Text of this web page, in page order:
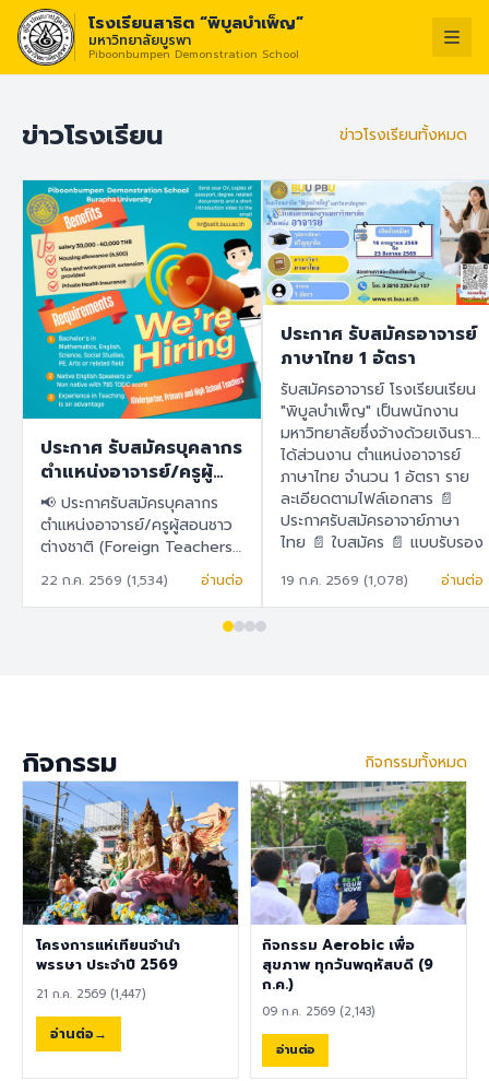
โรงเรียนสาธิต “พิบูลบำเพ็ญ”
มหาวิทยาลัยบูรพา
Piboonbumpen Demonstration School
ข่าวโรงเรียน ข่าวโรงเรียนทั้งหมด
ประกาศ รับสมัครบุคลากร
ตำแหน่งอาจารย์/ครูผู้
สอนชาวต่างชาติ
(Foreign Teachers)
📢 ประกาศรับสมัครบุคลากร
ตำแหน่งอาจารย์/ครูผู้สอนชาว
ต่างชาติ (Foreign Teachers)
โรงเรียนสาธิต "พิบูลบำเพ็ญ"
มหาวิทยาลัยบูรพา 🇹🇭 ภาษา
ไทย โรงเรียนสาธิต "พิบูล
เดือน 30,000 – 40,000
บาท เงินช่วยเหลือค่าที่พัก
6,500 บาท/เดือน สวัสดิการ
การต่ออายุ Visa และ Work
Permit ประกันสุขภาพเอกชน
คุณสมบัติประจำตำแหน่ง สำเร็จ
การศึกษาระดับปริญญาตรี ใน
สาขาวิชาคณิตศาสตร์ ภาษา
อังกฤษ วิทยาศาสตร์
สังคมศึกษา สุขศึกษา/
พลศึกษา ศิลปะ หรือสาขาอื่นที่
เป็นภาษาแม่ (Native English
Speaker) หรือหากไม่ใช่เจ้าของ
22 ก.ค. 2569 (1,534) อ่านต่อ
ประกาศ รับสมัครอาจารย์
ภาษาไทย 1 อัตรา
รับสมัครอาจารย์ โรงเรียนเรียน
"พิบูลบำเพ็ญ" เป็นพนักงาน
มหาวิทยาลัยซึ่งจ้างด้วยเงินราย
ได้ส่วนงาน ตำแหน่งอาจารย์
ภาษาไทย จำนวน 1 อัตรา ราย
ละเอียดตามไฟล์เอกสาร 📄
ประกาศรับสมัครอาจาย์ภาษา
ไทย 📄 ใบสมัคร 📄 แบบรับรอง
19 ก.ค. 2569 (1,078) อ่านต่อ
กิจกรรม กิจกรรมทั้งหมด
โครงการแห่เทียนจำนำ
พรรษา ประจำปี 2569
21 ก.ค. 2569 (1,447)
อ่านต่อ
กิจกรรม Aerobic เพื่อ
สุขภาพ ทุกวันพฤหัสบดี (9
ก.ค.)
09 ก.ค. 2569 (2,143)
อ่านต่อ